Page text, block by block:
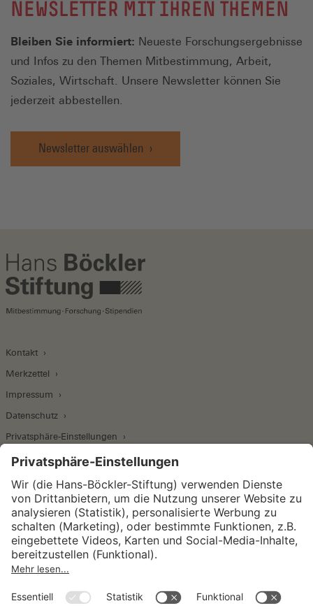
NEWSLETTER MIT IHREN THEMEN
Bleiben Sie informiert: Neueste Forschungsergebnisse
und Infos zu den Themen Mitbestimmung, Arbeit,
Soziales, Wirtschaft. Unsere Newsletter können Sie
jederzeit abbestellen.
Newsletter auswählen
Kontakt
Merkzettel
Impressum
Datenschutz
Privatsphäre-Einstellungen
Wirtschafts- und Sozialwissenschaftliches Institut
Institut für Makroökonomie und
Konjunkturforschung